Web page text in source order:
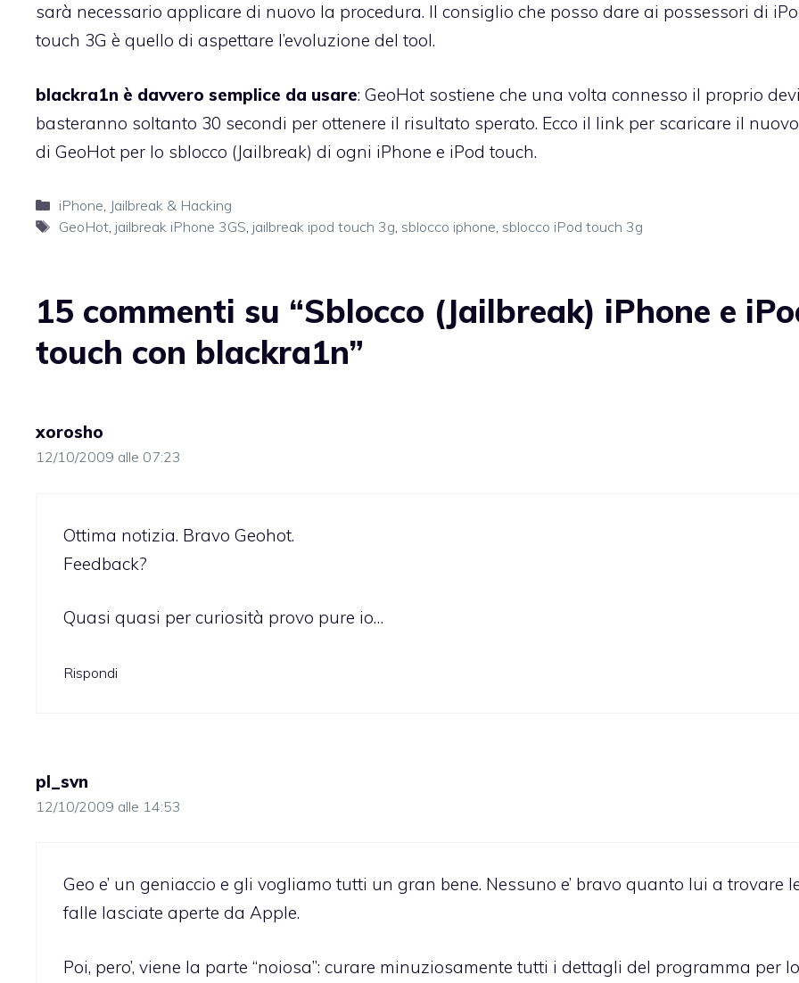
sarà necessario applicare di nuovo la procedura. Il consiglio che posso dare ai possessori di
touch 3G è quello di aspettare l’evoluzione del tool.
blackra1n è davvero semplice da usare: GeoHot sostiene che una volta connesso il proprio
basteranno soltanto 30 secondi per ottenere il risultato sperato. Ecco il link per scaricare il
di GeoHot per lo sblocco (Jailbreak) di ogni iPhone e iPod touch.
Categorie
iPhone, Jailbreak & Hacking
Tag
GeoHot, jailbreak iPhone 3GS, jailbreak ipod touch 3g, sblocco iphone, sblocco iPod touch 3g
15 commenti su “Sblocco (Jailbreak) iPhone e
touch con blackra1n”
xorosho
12/10/2009 alle 07:23
Ottima notizia. Bravo Geohot.
Feedback?
Quasi quasi per curiosità provo pure io…
Rispondi
pl_svn
12/10/2009 alle 14:53
Geo e’ un geniaccio e gli vogliamo tutti un gran bene. Nessuno e’ bravo quanto lui a trovare
falle lasciate aperte da Apple.
Poi, pero’, viene la parte “noiosa”: curare minuziosamente tutti i dettagli del programma per lo